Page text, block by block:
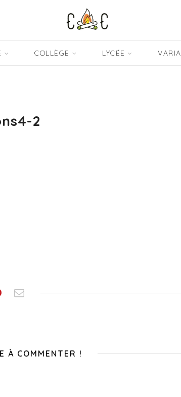
COLLÈGE LYCÉE VARIA
2
À COMMENTER !